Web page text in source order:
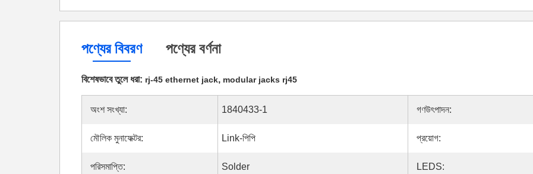
পণ্যের বিবরণ পণ্যের বর্ণনা
বিশেষভাবে তুলে ধরা: rj-45 ethernet jack, modular jacks rj45
অংশ সংখ্যা: 1840433-1 গণউৎপাদন:
মৌলিক মুনাফেক্টর: Link-পিপি প্রয়োগ:
পরিসমাপ্তি: Solder LEDS: